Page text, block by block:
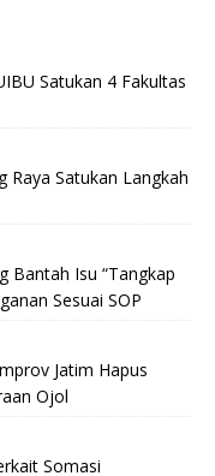
Satukan 4 Fakultas
Raya Satukan Langkah
Bantah Isu “Tangkap
Sesuai SOP
Jatim Hapus
Ojol
Somasi